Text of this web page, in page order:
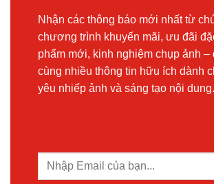
Nhận các thông báo mới nhất từ
chương trình khuyến mãi, ưu đãi
phẩm mới, kinh nghiệm chụp ảnh –
cùng nhiều thông tin hữu ích dành
yêu nhiếp ảnh và sáng tạo nội dung.